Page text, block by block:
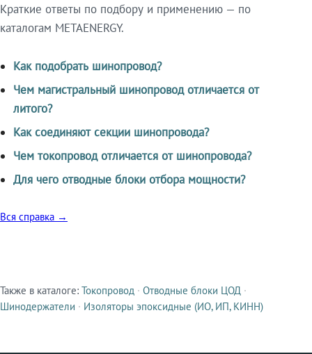
Краткие ответы по подбору и применению — по
каталогам METAENERGY.
Как подобрать шинопровод?
Чем магистральный шинопровод отличается от
литого?
Как соединяют секции шинопровода?
Чем токопровод отличается от шинопровода?
Для чего отводные блоки отбора мощности?
Вся справка →
Смежные продукты
Также в каталоге: Токопровод · Отводные блоки ЦОД ·
Шинодержатели · Изоляторы эпоксидные (ИО, ИП, КИНН)